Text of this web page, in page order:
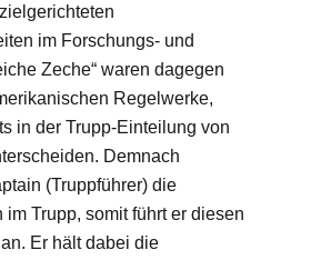
im Forschungs- und
Zeche“ waren dagegen
Regelwerke,
in der Trupp-Einteilung von
Demnach
(Truppführer) die
im Trupp, somit führt er diesen
Er hält dabei die